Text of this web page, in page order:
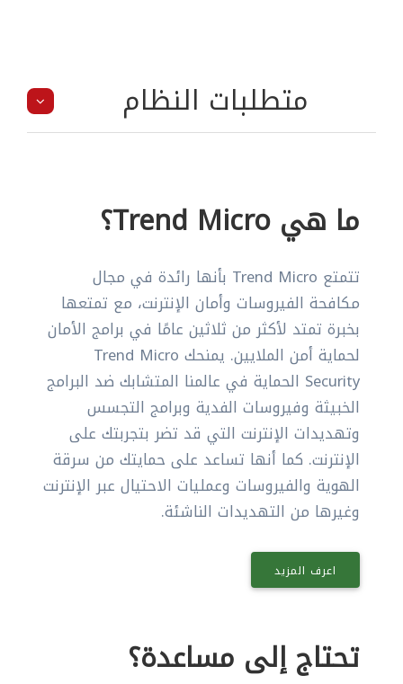
متطلبات النظام
ما هي Trend Micro؟
تتمتع Trend Micro بأنها رائدة في مجال
مكافحة الفيروسات وأمان الإنترنت، مع تمتعها
بخبرة تمتد لأكثر من ثلاثين عامًا في برامج الأمان
لحماية أمن الملايين. يمنحك Trend Micro
Security الحماية في عالمنا المتشابك ضد البرامج
الخبيثة وفيروسات الفدية وبرامج التجسس
وتهديدات الإنترنت التي قد تضر بتجربتك على
الإنترنت. كما أنها تساعد على حمايتك من سرقة
الهوية والفيروسات وعمليات الاحتيال عبر الإنترنت
وغيرها من التهديدات الناشئة.
اعرف المزيد
تحتاج إلى مساعدة؟